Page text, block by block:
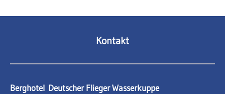
Kontakt
Berghotel Deutscher Flieger Wasserkuppe